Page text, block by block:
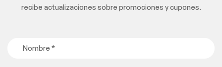
recibe actualizaciones sobre promociones y cupones.